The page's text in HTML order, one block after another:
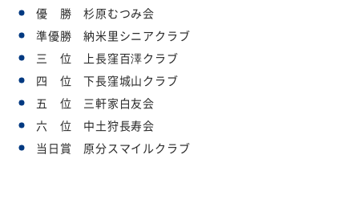
優 勝 杉原むつみ会
準優勝 納米里シニアクラブ
三 位 上長窪百澤クラブ
四 位 下長窪城山クラブ
五 位 三軒家白友会
六 位 中土狩長寿会
当日賞 原分スマイルクラブ